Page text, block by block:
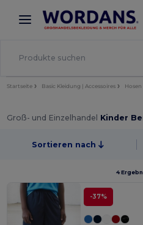
× Wordans App
Bessere Preise in der App!
Startseite Basic Kleidung | Accessoires
Groß- und Einzelhandel Kinder
Sortieren nach
4
-37%